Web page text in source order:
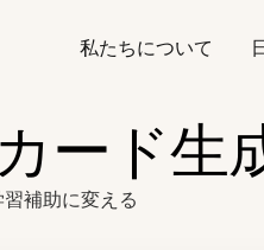
私たちについて
ード生
補助に変える